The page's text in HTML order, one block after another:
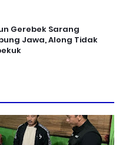
Gerebek Sarang
Jawa, Along Tidak